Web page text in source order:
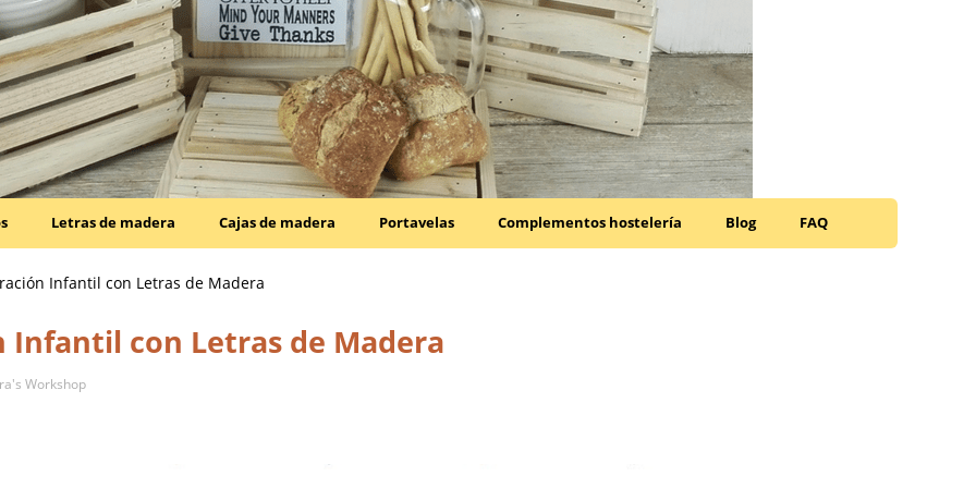
Letras de madera Cajas de madera Portavelas Complementos hostelería Blog FAQ
Infantil con Letras de Madera
Infantil con Letras de Madera
Workshop